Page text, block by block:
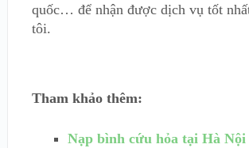
quốc… để nhận được dịch vụ tốt
tôi.
Tham khảo thêm:
Nạp bình cứu hỏa tại Hà Nội